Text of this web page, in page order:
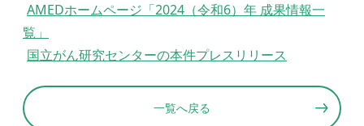
AMEDホームページ「2024（令和6）年 成果情報一
覧」
国立がん研究センターの本件プレスリリース
一覧へ戻る